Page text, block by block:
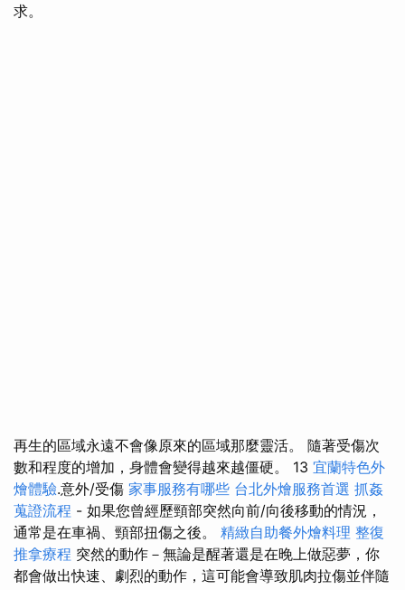
求。
再生的區域永遠不會像原來的區域那麼靈活。 隨著受傷次
數和程度的增加，身體會變得越來越僵硬。 13 宜蘭特色外
燴體驗.意外/受傷 家事服務有哪些 台北外燴服務首選 抓姦
蒐證流程 - 如果您曾經歷頸部突然向前/向後移動的情況，
通常是在車禍、頸部扭傷之後。 精緻自助餐外燴料理 整復
推拿療程 突然的動作－無論是醒著還是在晚上做惡夢，你
都會做出快速、劇烈的動作，這可能會導致肌肉拉傷並伴隨